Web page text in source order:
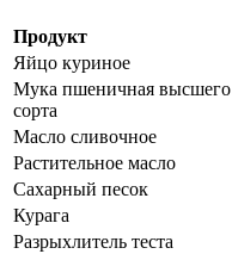
Продукт
Яйцо куриное
Мука пшеничная высшего
сорта
Масло сливочное
Растительное масло
Сахарный песок
Курага
Разрыхлитель теста